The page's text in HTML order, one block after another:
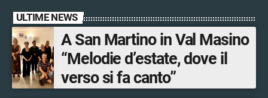
ULTIME NEWS
A San Martino in Val Masino
“Melodie d’estate, dove il
verso si fa canto”